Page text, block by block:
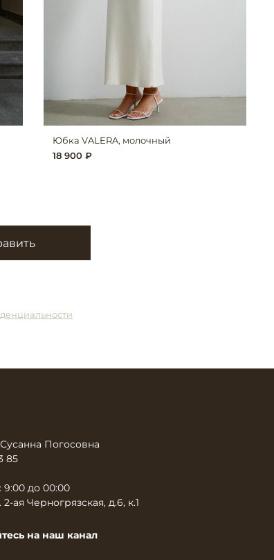
Юбка VALERA, молочный
18 900 ₽
Погосовна
85
до 00:00
ая Черногрязская, д.6, к.1
на наш канал